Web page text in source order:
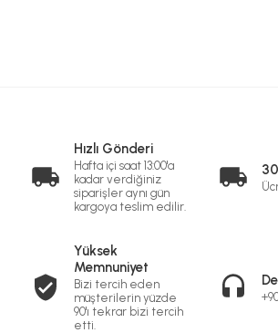
Hızlı Gönderi
Hafta içi saat 13:00'a
kadar verdiğiniz
siparişler aynı gün
kargoya teslim edilir.
Yüksek
Memnuniyet
Bizi tercih eden
müşterilerin yüzde
90'ı tekrar bizi tercih
etti.